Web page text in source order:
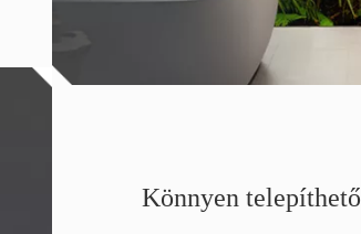
Könnyen telepíthető